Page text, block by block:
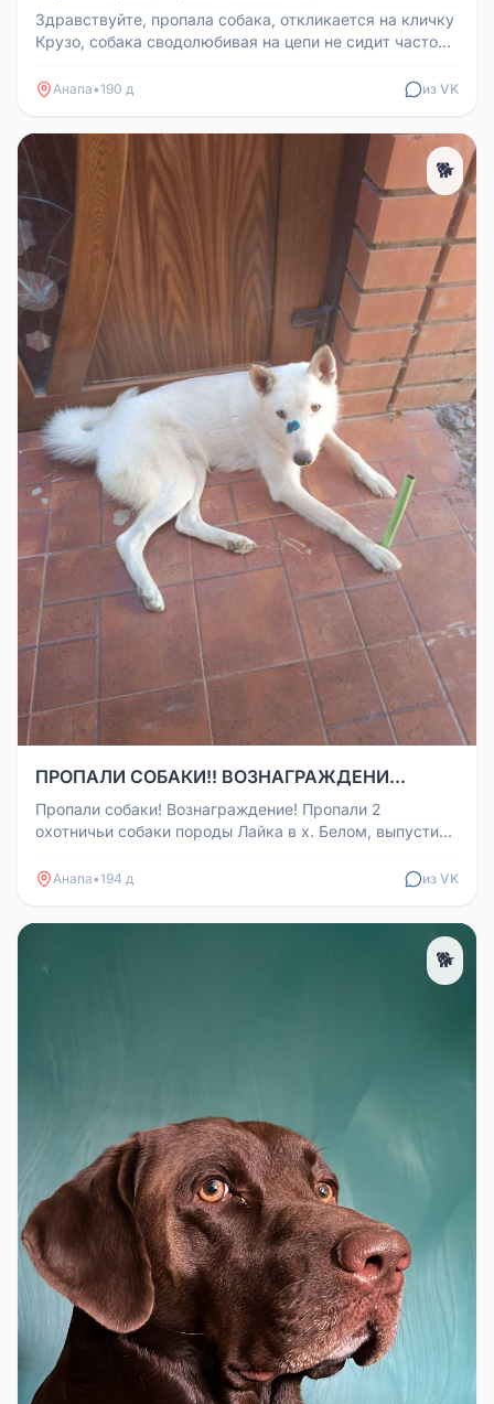
Здравствуйте, пропала собака, откликается на кличку
Крузо, собака сводолюбивая на цепи не сидит часто
Анапа•190 д из VK
🐕
ПРОПАЛИ СОБАКИ!! ВОЗНАГРАЖДЕНИ...
Пропали собаки! Вознаграждение! Пропали 2
охотничьи собаки породы Лайка в х. Белом, выпустили
Анапа•194 д из VK
🐕